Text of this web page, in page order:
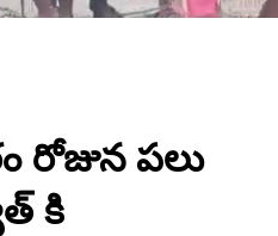
రోజున పలు
కి